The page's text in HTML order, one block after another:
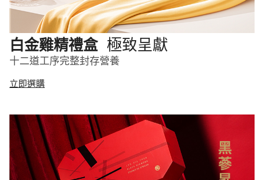
白金雞精禮盒 極致呈獻
十二道工序完整封存營養
立即選購